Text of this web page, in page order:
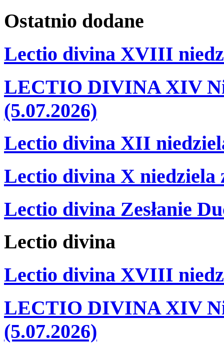
Ostatnio dodane
Lectio divina XVIII
LECTIO DIVINA XIV
(5.07.2026)
Lectio divina XII
Lectio divina X niedziela
Lectio divina Zesłanie
Lectio divina
Lectio divina XVIII
LECTIO DIVINA XIV
(5.07.2026)